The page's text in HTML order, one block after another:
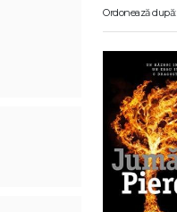
Ordonează după: